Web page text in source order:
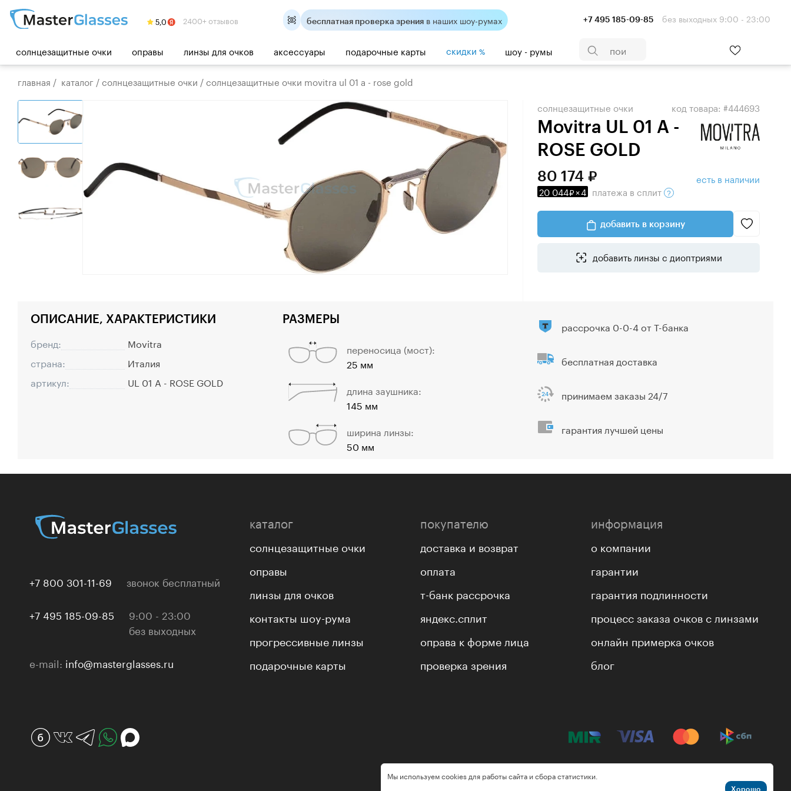
2400+ отзывов +7 495 185-09-85 без выходных 9:00 - 23:00
бесплатная проверка зрения в наших шоу-румах
солнцезащитные очки оправы линзы для очков аксессуары подарочные карты скидки % шоу - румы
главная / каталог /солнцезащитные очки /солнцезащитные очки movitra ul 01 a - rose gold
солнцезащитные очки
Movitra UL 01 A -
ROSE GOLD
код товара: #444693
80 174
20 044 ×4 платежа в сплит
есть в наличии
добавить в корзину
добавить линзы с диоптриями
ОПИСАНИЕ, ХАРАКТЕРИСТИКИ
бренд:
Movitra
страна:
Италия
артикул:
UL 01 A - ROSE GOLD
РАЗМЕРЫ
переносица (мост):
25 мм
длина заушника:
145 мм
ширина линзы:
50 мм
рассрочка 0-0-4 от Т-банка
бесплатная доставка
принимаем заказы 24/7
гарантия лучшей цены
+7 800 301-11-69 звонок бесплатный
+7 495 185-09-85
9:00 - 23:00
без выходных
e-mail: info@masterglasses.ru
каталог
солнцезащитные очки
оправы
линзы для очков
контакты шоу-рума
прогрессивные линзы
подарочные карты
покупателю
доставка и возврат
оплата
т-банк рассрочка
яндекс.сплит
оправа к форме лица
проверка зрения
информация
о компании
гарантии
гарантия подлинности
процесс заказа очков с линзами
онлайн примерка очков
блог
Мы используем cookies для работы сайта и сбора статистики.
Хорошо